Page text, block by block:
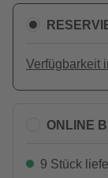
Verfügbarkeit
ONLINE
9 Stück